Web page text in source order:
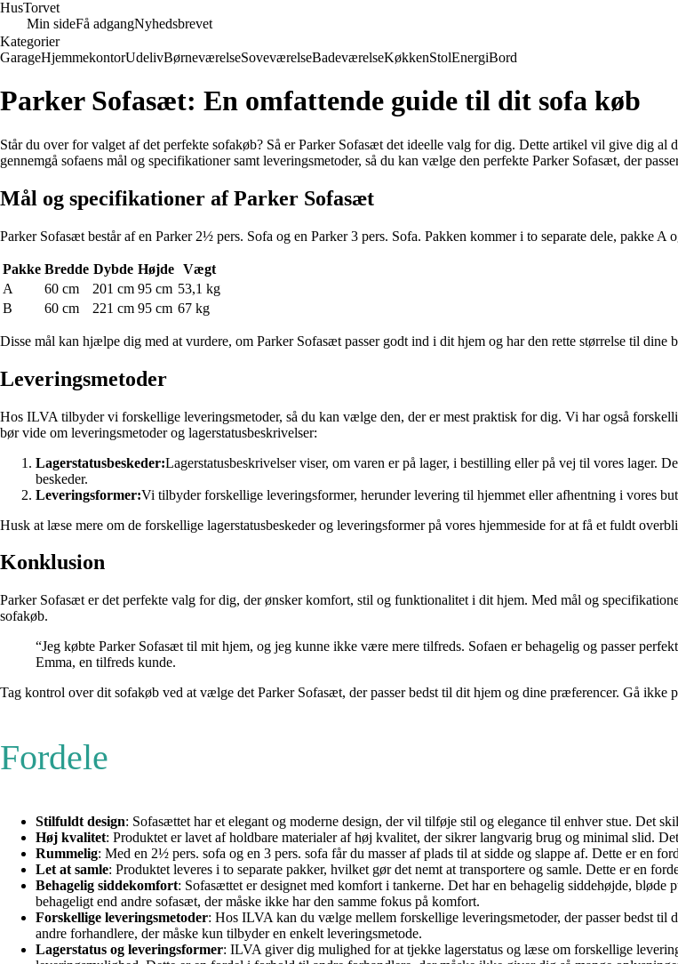
HusTorvet
Min sideFå adgangNyhedsbrevet
Kategorier
GarageHjemmekontorUdelivBørneværelseSoveværelseBadeværelseKøkkenStolEnergiBord
Parker Sofasæt: En omfattende guide til dit sofa køb
Står du over for valget af det perfekte sofakøb? Så er Parker Sofasæt det ideelle valg for dig. Dette artikel vil give dig
gennemgå sofaens mål og specifikationer samt leveringsmetoder, så du kan vælge den perfekte Parker Sofasæt, der
Mål og specifikationer af Parker Sofasæt
Parker Sofasæt består af en Parker 2½ pers. Sofa og en Parker 3 pers. Sofa. Pakken kommer i to separate dele, pakke
Pakke Bredde Dybde Højde Vægt
A
60 cm 201 cm 95 cm 53,1 kg
B
60 cm 221 cm 95 cm 67 kg
Disse mål kan hjælpe dig med at vurdere, om Parker Sofasæt passer godt ind i dit hjem og har den rette størrelse til dine
Leveringsmetoder
Hos ILVA tilbyder vi forskellige leveringsmetoder, så du kan vælge den, der er mest praktisk for dig. Vi har også
bør vide om leveringsmetoder og lagerstatusbeskrivelser:
Lagerstatusbeskeder:Lagerstatusbeskrivelser viser, om varen er på lager, i bestilling eller på vej til vores lager.
beskeder.
Leveringsformer:Vi tilbyder forskellige leveringsformer, herunder levering til hjemmet eller afhentning i vores
Husk at læse mere om de forskellige lagerstatusbeskeder og leveringsformer på vores hjemmeside for at få et fuldt
Konklusion
Parker Sofasæt er det perfekte valg for dig, der ønsker komfort, stil og funktionalitet i dit hjem. Med mål og
sofakøb.
“Jeg købte Parker Sofasæt til mit hjem, og jeg kunne ikke være mere tilfreds. Sofaen er behagelig og passer
Emma, en tilfreds kunde.
Tag kontrol over dit sofakøb ved at vælge det Parker Sofasæt, der passer bedst til dit hjem og dine præferencer. Gå
Fordele
Stilfuldt design: Sofasættet har et elegant og moderne design, der vil tilføje stil og elegance til enhver stue. Det
Høj kvalitet: Produktet er lavet af holdbare materialer af høj kvalitet, der sikrer langvarig brug og minimal slid.
Rummelig: Med en 2½ pers. sofa og en 3 pers. sofa får du masser af plads til at sidde og slappe af. Dette er en
Let at samle: Produktet leveres i to separate pakker, hvilket gør det nemt at transportere og samle. Dette er en
Behagelig siddekomfort: Sofasættet er designet med komfort i tankerne. Det har en behagelig siddehøjde,
behageligt end andre sofasæt, der måske ikke har den samme fokus på komfort.
Forskellige leveringsmetoder: Hos ILVA kan du vælge mellem forskellige leveringsmetoder, der passer bedst
andre forhandlere, der måske kun tilbyder en enkelt leveringsmetode.
Lagerstatus og leveringsformer: ILVA giver dig mulighed for at tjekke lagerstatus og læse om forskellige